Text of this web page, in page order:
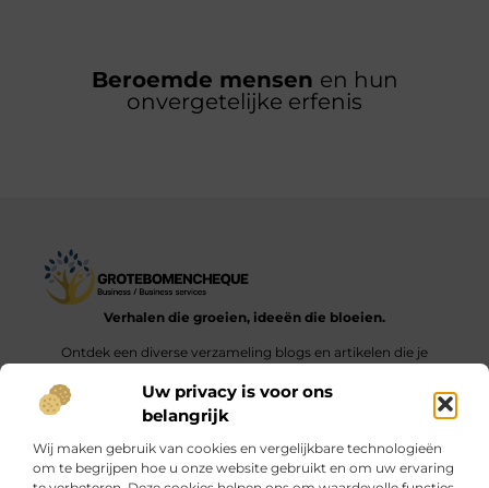
Uw privacy is voor ons
belangrijk
Wij maken gebruik van cookies en vergelijkbare technologieën
om te begrijpen hoe u onze website gebruikt en om uw ervaring
Beroemde mensen en hun
onvergetelijke erfenis
Verhalen die groeien, ideeën die bloeien.
Ontdek een diverse verzameling blogs en artikelen die je
dagelijks leven.